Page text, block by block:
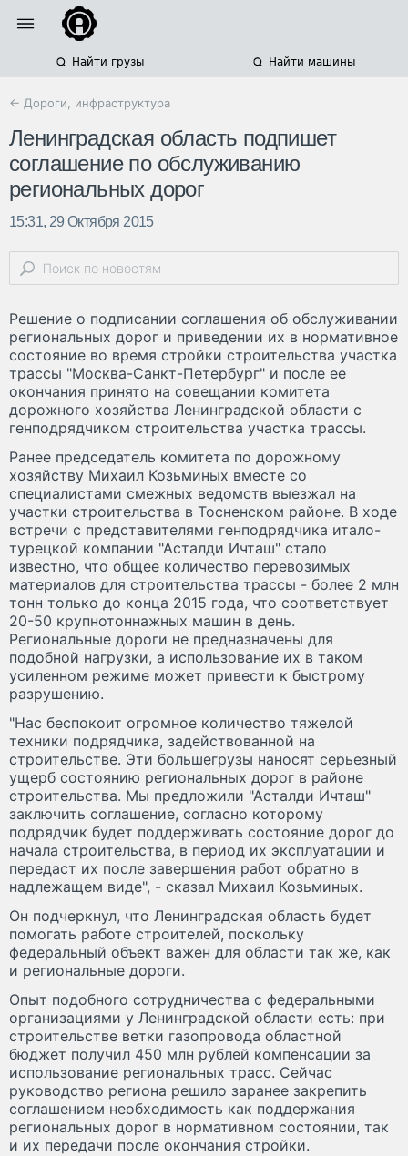
Найти грузы Найти машины
← Дороги, инфраструктура
Ленинградская область подпишет
соглашение по обслуживанию
региональных дорог
15:31, 29 Октября 2015
Решение о подписании соглашения об обслуживании
региональных дорог и приведении их в нормативное
состояние во время стройки строительства участка
трассы "Москва-Санкт-Петербург" и после ее
окончания принято на совещании комитета
дорожного хозяйства Ленинградской области с
генподрядчиком строительства участка трассы.
Ранее председатель комитета по дорожному
хозяйству Михаил Козьминых вместе со
специалистами смежных ведомств выезжал на
участки строительства в Тосненском районе. В ходе
встречи с представителями генподрядчика итало-
турецкой компании "Асталди Ичташ" стало
известно, что общее количество перевозимых
материалов для строительства трассы - более 2 млн
тонн только до конца 2015 года, что соответствует
20-50 крупнотоннажных машин в день.
Региональные дороги не предназначены для
подобной нагрузки, а использование их в таком
усиленном режиме может привести к быстрому
разрушению.
"Нас беспокоит огромное количество тяжелой
техники подрядчика, задействованной на
строительстве. Эти большегрузы наносят серьезный
ущерб состоянию региональных дорог в районе
строительства. Мы предложили "Асталди Ичташ"
заключить соглашение, согласно которому
подрядчик будет поддерживать состояние дорог до
начала строительства, в период их эксплуатации и
передаст их после завершения работ обратно в
надлежащем виде", - сказал Михаил Козьминых.
Он подчеркнул, что Ленинградская область будет
помогать работе строителей, поскольку
федеральный объект важен для области так же, как
и региональные дороги.
Опыт подобного сотрудничества с федеральными
организациями у Ленинградской области есть: при
строительстве ветки газопровода областной
бюджет получил 450 млн рублей компенсации за
использование региональных трасс. Сейчас
руководство региона решило заранее закрепить
соглашением необходимость как поддержания
региональных дорог в нормативном состоянии, так
и их передачи после окончания стройки.